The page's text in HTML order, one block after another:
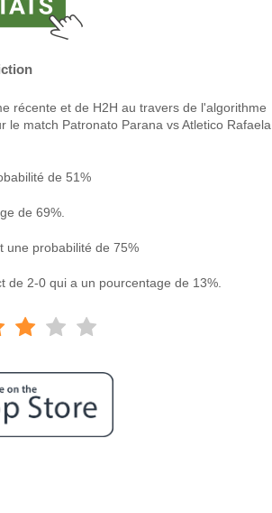
récente et de H2H au travers de l'algorithme
le match Patronato Parana vs Atletico Rafaela
de 51%
de 69%.
une probabilité de 75%
de 2-0 qui a un pourcentage de 13%.